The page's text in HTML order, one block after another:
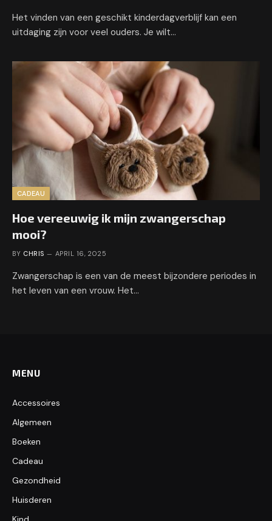
Het vinden van een geschikt kinderdagverblijf kan een
uitdaging zijn voor veel ouders. Je wilt…
CADEAU
Hoe vereeuwig ik mijn zwangerschap
mooi?
BY CHRIS APRIL 16, 2025
Zwangerschap is een van de meest bijzondere periodes in
het leven van een vrouw. Het…
MENU
Accessoires
Algemeen
Boeken
Cadeau
Gezondheid
Huisderen